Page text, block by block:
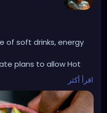
of soft drinks, energy
plans to allow Hot
approved but since hot
they are not sure
quite yet.
اقرأ أكثر